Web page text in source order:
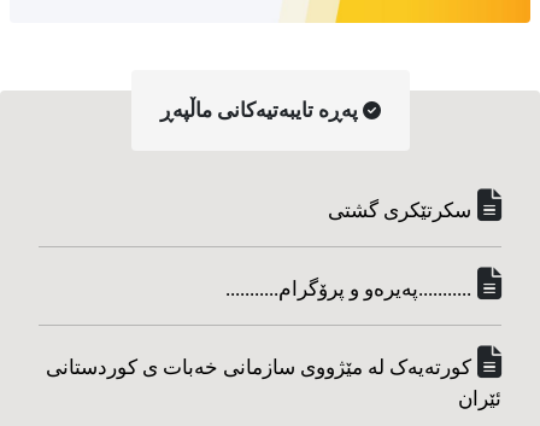
په‌ڕه‌ تایبه‌تیه‌کانی ماڵپه‌ڕ
سکرتێکری گشتی
...........په‌یره‌و و پرۆگرام...........
کورته‌یه‌ک له مێژووی سازمانی خه‌بات ی کوردستانی
ئێران